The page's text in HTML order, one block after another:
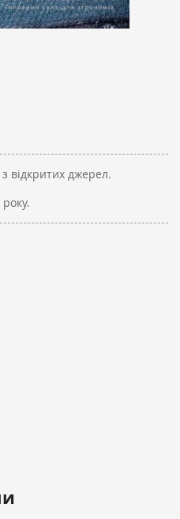
відкритих джерел.